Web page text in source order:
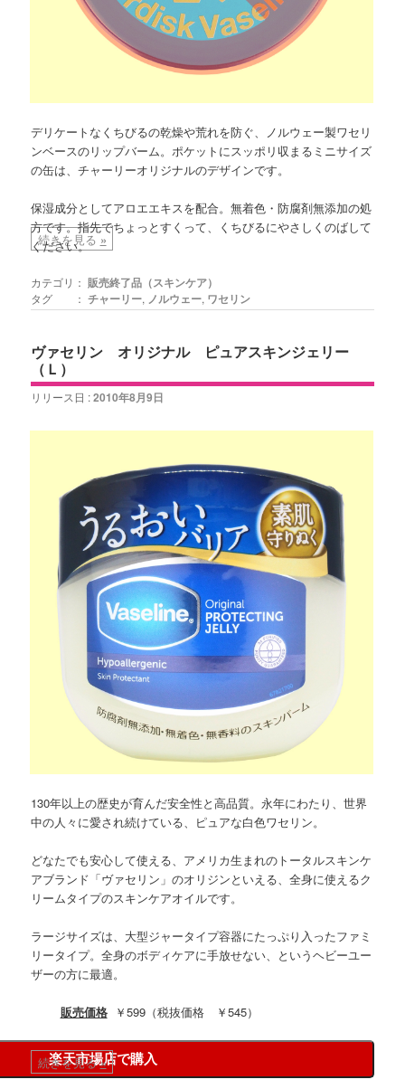
デリケートなくちびるの乾燥や荒れを防ぐ、ノルウェー製ワセリ
ンベースのリップバーム。ポケットにスッポリ収まるミニサイズ
の缶は、チャーリーオリジナルのデザインです。
保湿成分としてアロエエキスを配合。無着色・防腐剤無添加の処
方です。指先でちょっとすくって、くちびるにやさしくのばして
ください。
続きを見る»
カテゴリ： 販売終了品（スキンケア）
タグ ： チャーリー, ノルウェー, ワセリン
ヴァセリン オリジナル ピュアスキンジェリー
（Ｌ）
リリース日 :2010年8月9日
130年以上の歴史が育んだ安全性と高品質。永年にわたり、世界
中の人々に愛され続けている、ピュアな白色ワセリン。
どなたでも安心して使える、アメリカ生まれのトータルスキンケ
アブランド「ヴァセリン」のオリジンといえる、全身に使えるク
リームタイプのスキンケアオイルです。
ラージサイズは、大型ジャータイプ容器にたっぷり入ったファミ
リータイプ。全身のボディケアに手放せない、というヘビーユー
ザーの方に最適。
販売価格￥599（税抜価格 ￥545）
楽天市場店で購入
続きを見る»